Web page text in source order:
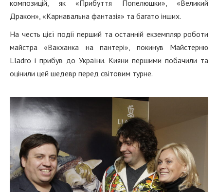
композицій, як «Прибуття Попелюшки», «Великий
Дракон», «Карнавальна фантазія» та багато інших.
На честь цієї події перший та останній екземпляр роботи
майстра «Вакханка на пантері», покинув Майстерню
Lladro і прибув до України. Кияни першими побачили та
оцінили цей шедевр перед світовим турне.